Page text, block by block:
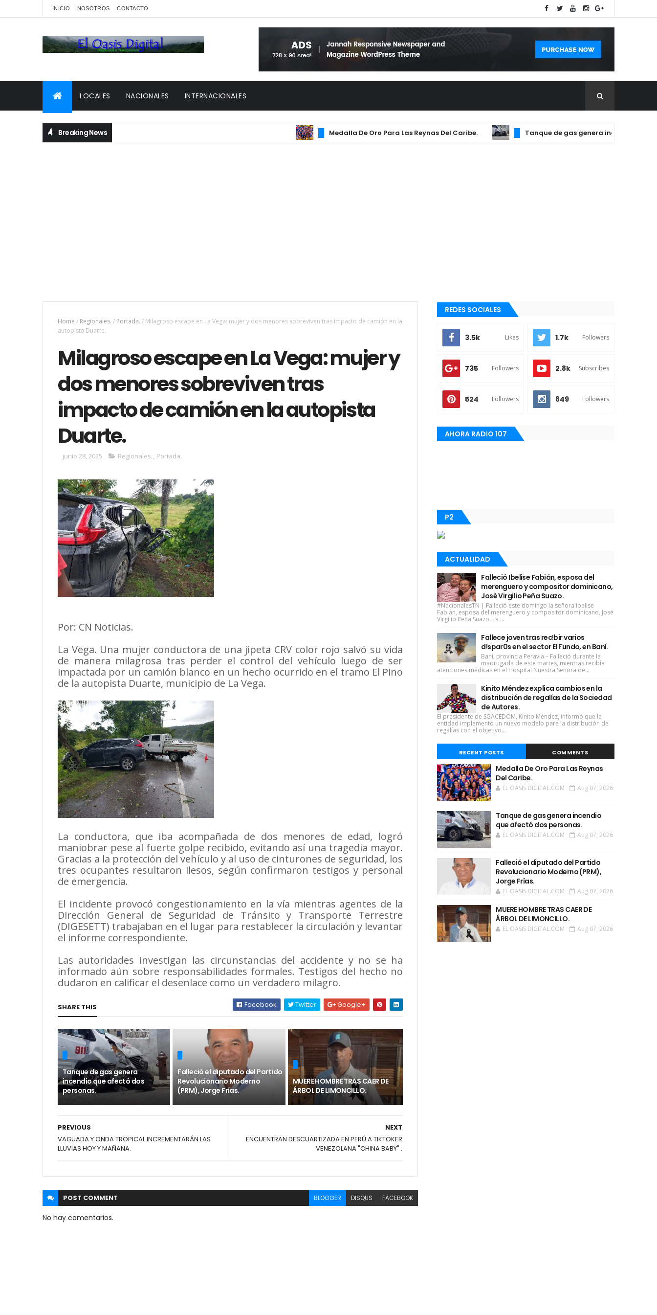
INICIO NOSOTROS CONTACTO
LOCALES NACIONALES INTERNACIONALES
Breaking News Medalla De Oro Para Las Reynas Del Caribe. Tanque de gas genera incendio que
Home / Regionales. / Portada. / Milagroso escape en La Vega: mujer y dos menores sobreviven tras impacto de camión en la
autopista Duarte.
Milagroso escape en La Vega: mujer y
dos menores sobreviven tras
impacto de camión en la autopista
Duarte.
junio 28, 2025 Regionales., Portada.
Por: CN Noticias.
La Vega. Una mujer conductora de una jipeta CRV color rojo salvó su vida
de manera milagrosa tras perder el control del vehículo luego de ser
impactada por un camión blanco en un hecho ocurrido en el tramo El Pino
de la autopista Duarte, municipio de La Vega.
La conductora, que iba acompañada de dos menores de edad, logró
maniobrar pese al fuerte golpe recibido, evitando así una tragedia mayor.
Gracias a la protección del vehículo y al uso de cinturones de seguridad, los
tres ocupantes resultaron ilesos, según confirmaron testigos y personal
de emergencia.
El incidente provocó congestionamiento en la vía mientras agentes de la
Dirección General de Seguridad de Tránsito y Transporte Terrestre
(DIGESETT) trabajaban en el lugar para restablecer la circulación y levantar
el informe correspondiente.
Las autoridades investigan las circunstancias del accidente y no se ha
informado aún sobre responsabilidades formales. Testigos del hecho no
dudaron en calificar el desenlace como un verdadero milagro.
SHARE THIS Facebook Twitter Google+
Tanque de gas genera
incendio que afectó dos
personas.
Falleció el diputado del Partido
Revolucionario Moderno
(PRM), Jorge Frías.
MUERE HOMBRE TRAS CAER DE
ÁRBOL DE LIMONCILLO.
NEXT
ENCUENTRAN DESCUARTIZADA EN PERÚ A TIKTOKER
VENEZOLANA "CHINA BABY" .
PREVIOUS
VAGUADA Y ONDA TROPICAL INCREMENTARÁN LAS
LLUVIAS HOY Y MAÑANA.
POST COMMENT BLOGGER DISQUS FACEBOOK
No hay comentarios.
REDES SOCIALES
3.5k Likes 1.7k Followers
735 Followers 2.8k Subscribes
524 Followers 849 Followers
AHORA RADIO 107
P2
ACTUALIDAD
Falleció Ibelise Fabián, esposa del
merenguero y compositor dominicano,
José Virgilio Peña Suazo.
#NacionalesTN | Falleció este domingo la señora Ibelise
Fabián, esposa del merenguero y compositor dominicano, José
Virgilio Peña Suazo. La ...
Fallece joven tras rec!bir varios
d!spar0s en el sector El Fundo, en Baní.
Baní, provincia Peravia.– Falleció durante la
madrugada de este martes, mientras recibía
atenciones médicas en el Hospital Nuestra Señora de...
Kinito Méndez explica cambios en la
distribución de regalías de la Sociedad
de Autores.
El presidente de SGACEDOM, Kinito Méndez, informó que la
entidad implementó un nuevo modelo para la distribución de
regalías con el objetivo...
RECENT POSTS COMMENTS
Medalla De Oro Para Las Reynas
Del Caribe.
EL OASIS DIGITAL.COM Aug 07, 2026
Tanque de gas genera incendio
que afectó dos personas.
EL OASIS DIGITAL.COM Aug 07, 2026
Falleció el diputado del Partido
Revolucionario Moderno (PRM),
Jorge Frías.
EL OASIS DIGITAL.COM Aug 07, 2026
MUERE HOMBRE TRAS CAER DE
ÁRBOL DE LIMONCILLO.
EL OASIS DIGITAL.COM Aug 07, 2026